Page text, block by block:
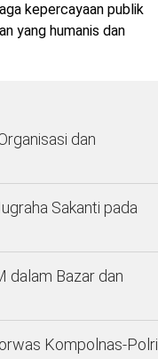
kepercayaan publik
yang humanis dan
dan
Sakanti pada
dalam Bazar dan
Kompolnas-Polri